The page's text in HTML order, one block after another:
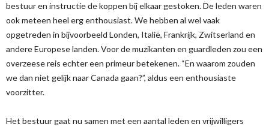
bestuur en instructie de koppen bij elkaar gestoken. De leden waren
ook meteen heel erg enthousiast. We hebben al wel vaak
opgetreden in bijvoorbeeld Londen, Italië, Frankrijk, Zwitserland en
andere Europese landen. Voor de muzikanten en guardleden zou een
overzeese reis echter een primeur betekenen. “En waarom zouden
we dan niet gelijk naar Canada gaan?”, aldus een enthousiaste
voorzitter.
Het bestuur gaat nu samen met een aantal leden en vrijwilligers